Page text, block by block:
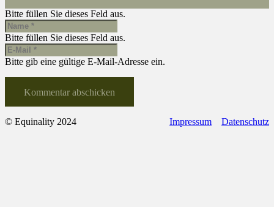
Bitte füllen Sie dieses Feld aus.
Bitte füllen Sie dieses Feld aus.
Bitte gib eine gültige E-Mail-Adresse ein.
Kommentar abschicken
© Equinality 2024 Impressum Datenschutz